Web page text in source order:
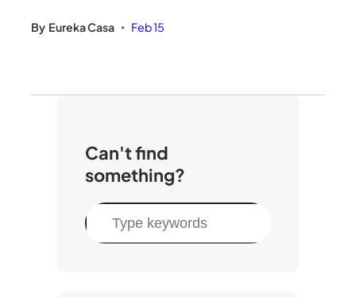
By Eureka Casa • Feb 15
Can't find
something?
C
e